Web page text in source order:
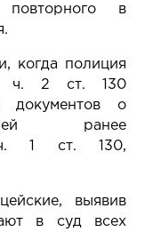
повторного в
когда полиция
ч. 2 ст. 130
документов о
ранее
1 ст. 130,
выявив
в суд всех